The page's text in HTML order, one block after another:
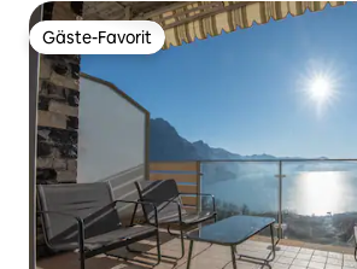
Gäste-Favorit
Gäste-Favorit